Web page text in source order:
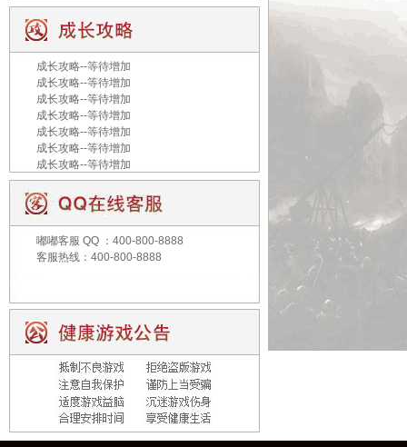
成长攻略--等待增加
成长攻略--等待增加
成长攻略--等待增加
成长攻略--等待增加
成长攻略--等待增加
成长攻略--等待增加
成长攻略--等待增加
嘟嘟客服 QQ ：400-800-8888
客服热线：400-800-8888